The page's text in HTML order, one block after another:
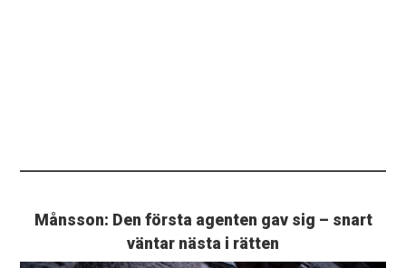
Månsson: Den första agenten gav sig – snart
väntar nästa i rätten